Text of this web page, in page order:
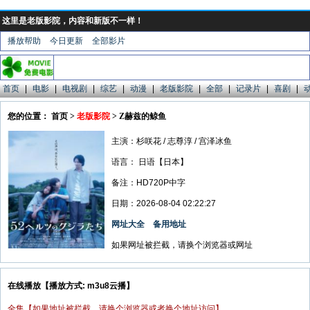
这里是老版影院，内容和新版不一样！
播放帮助 今日更新 全部影片
首页 | 电影 | 电视剧 | 综艺 | 动漫 | 老版影院 | 全部 | 记录片 | 喜剧 |
您的位置： 首页 > 老版影院 > Z赫兹的鲸鱼
主演：杉咲花 / 志尊淳 / 宫泽冰鱼
语言： 日语【日本】
备注：HD720P中字
日期：2026-08-04 02:22:27
网址大全 备用地址
如果网址被拦截，请换个浏览器或网址
在线播放【播放方式: m3u8云播】